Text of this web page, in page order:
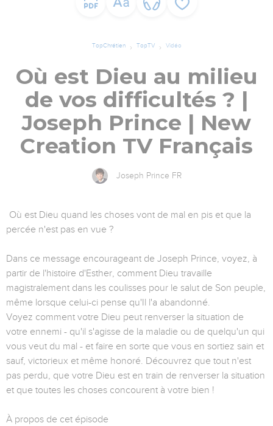
TopChrétien TopTV Vidéo
Où est Dieu au milieu
de vos difficultés ? |
Joseph Prince | New
Creation TV Français
Joseph Prince FR
Où est Dieu quand les choses vont de mal en pis et que la
percée n'est pas en vue ?
Dans ce message encourageant de Joseph Prince, voyez, à
partir de l'histoire d'Esther, comment Dieu travaille
magistralement dans les coulisses pour le salut de Son peuple,
même lorsque celui-ci pense qu'Il l'a abandonné.
Voyez comment votre Dieu peut renverser la situation de
votre ennemi - qu'il s'agisse de la maladie ou de quelqu'un qui
vous veut du mal - et faire en sorte que vous en sortiez sain et
sauf, victorieux et même honoré. Découvrez que tout n'est
pas perdu, que votre Dieu est en train de renverser la situation
et que toutes les choses concourent à votre bien !
À propos de cet épisode